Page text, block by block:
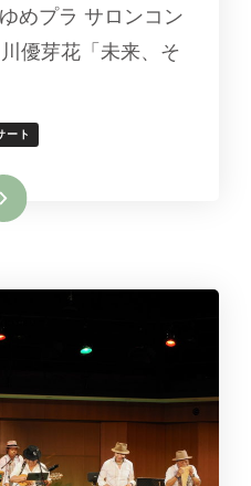
めプラ サロンコン
優芽花「未来、そ
ート